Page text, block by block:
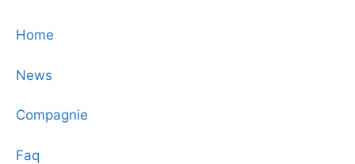
Home
News
Compagnie
Faq